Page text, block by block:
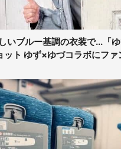
いブルー基調の衣装で...「
ット ゆず×ゆづコラボにファ